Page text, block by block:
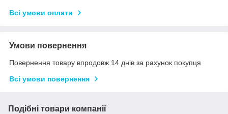
Всі умови оплати
Умови повернення
Повернення товару впродовж 14 днів за рахунок покупця
Всі умови повернення
Подібні товари компанії